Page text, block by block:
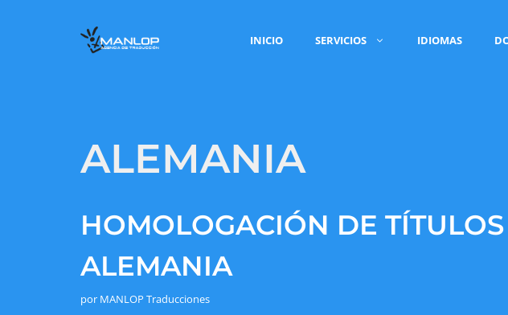
INICIO SERVICIOS IDIOMAS
ALEMANIA
HOMOLOGACIÓN DE
ALEMANIA
por MANLOP Traducciones